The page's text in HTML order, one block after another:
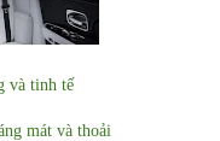
và tinh tế
mát và thoải